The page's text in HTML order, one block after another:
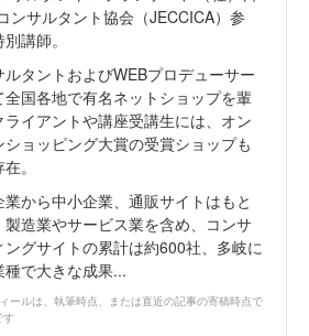
ンサルタント協会（JECCICA）参
講師。
ルタントおよびWEBプロデューサー
全国各地で有名ネットショップを輩
ライアントや講座受講生には、オン
ショッピング大賞の受賞ショップも
。
業から中小企業、通販サイトはもと
製造業やサービス業を含め、コンサ
ングサイトの累計は約600社、多岐に
種で大きな成果...
ールは、執筆時点、または直近の記事の寄稿時点で
す